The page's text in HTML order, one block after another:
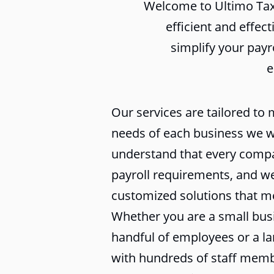
Welcome to Ultimo
efficient and
simplify your
Our services are tailored to
needs of each business we
understand that every
payroll requirements, and
customized solutions that
Whether you are a small
handful of employees or a
with hundreds of staff